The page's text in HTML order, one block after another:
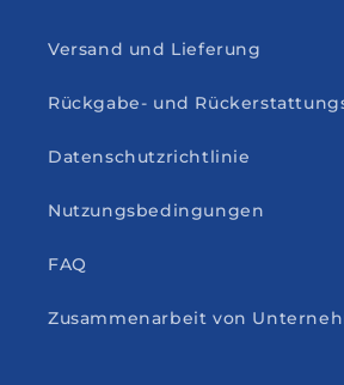
Versand und Lieferung
Rückgabe- und
Datenschutzrichtlinie
Nutzungsbedingungen
FAQ
Zusammenarbeit von